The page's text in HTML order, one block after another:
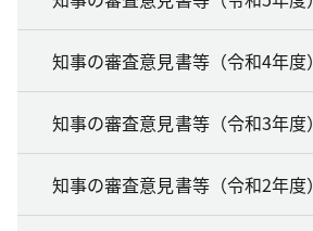
知事の審査意見書等（令和4年度）
知事の審査意見書等（令和3年度）
知事の審査意見書等（令和2年度）